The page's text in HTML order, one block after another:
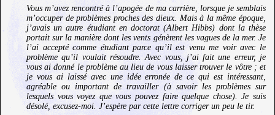
Vous m’avez rencontré à l’apogée de ma carrière, lorsque je semblais
m’occuper de problèmes proches des dieux. Mais à la même époque,
j’avais un autre étudiant en doctorat (Albert Hibbs) dont la thèse
portait sur la manière dont les vents génèrent les vagues de la mer. Je
l’ai accepté comme étudiant parce qu’il est venu me voir avec le
problème qu’il voulait résoudre. Avec vous, j’ai fait une erreur, je
vous ai donné le problème au lieu de vous laisser trouver le vôtre ; et
je vous ai laissé avec une idée erronée de ce qui est intéressant,
agréable ou important de travailler (à savoir les problèmes sur
lesquels vous voyez que vous pouvez faire quelque chose). Je suis
désolé, excusez-moi. J’espère par cette lettre corriger un peu le tir.